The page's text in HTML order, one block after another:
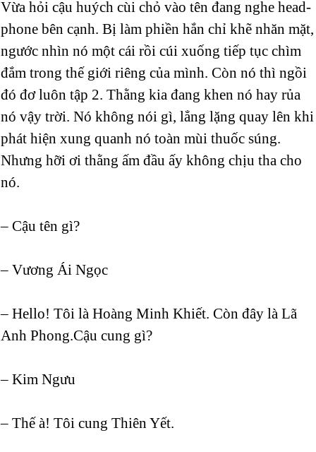
Vừa hỏi cậu huých cùi chỏ vào tên đang nghe head-
phone bên cạnh. Bị làm phiền hắn chỉ khẽ nhăn mặt,
ngước nhìn nó một cái rồi cúi xuống tiếp tục chìm
đắm trong thế giới riêng của mình. Còn nó thì ngồi
đó đơ luôn tập 2. Thằng kia đang khen nó hay rủa
nó vậy trời. Nó không nói gì, lẳng lặng quay lên khi
phát hiện xung quanh nó toàn mùi thuốc súng.
Nhưng hỡi ơi thằng ấm đầu ấy không chịu tha cho
nó.
– Cậu tên gì?
– Vương Ái Ngọc
– Hello! Tôi là Hoàng Minh Khiết. Còn đây là Lã
Anh Phong.Cậu cung gì?
– Kim Ngưu
– Thế à! Tôi cung Thiên Yết.